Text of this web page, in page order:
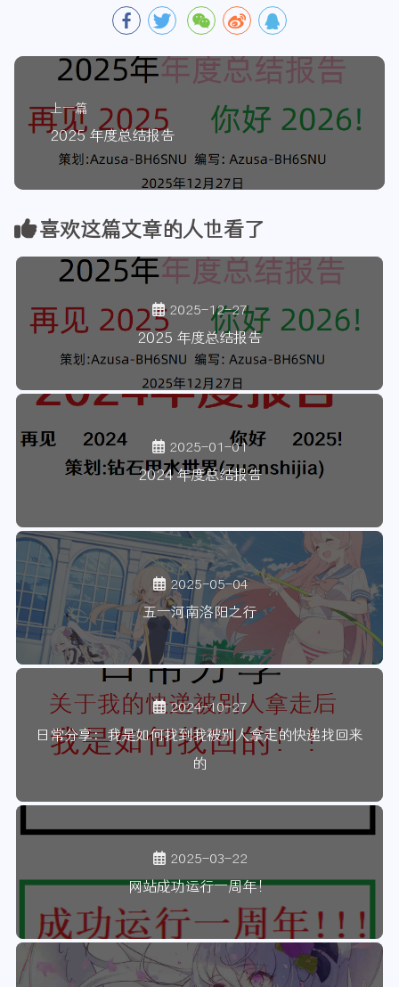
上一篇
2025 年度总结报告
喜欢这篇文章的人也看了
2025-12-27
2025 年度总结报告
2025-01-01
2024 年度总结报告
2025-05-04
五一河南洛阳之行
2024-10-27
日常分享：我是如何找到我被别人拿走的快递找回来
的
2025-03-22
网站成功运行一周年！